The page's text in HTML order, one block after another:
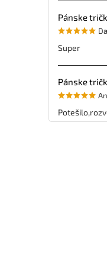
Pánske
Super
Pánske